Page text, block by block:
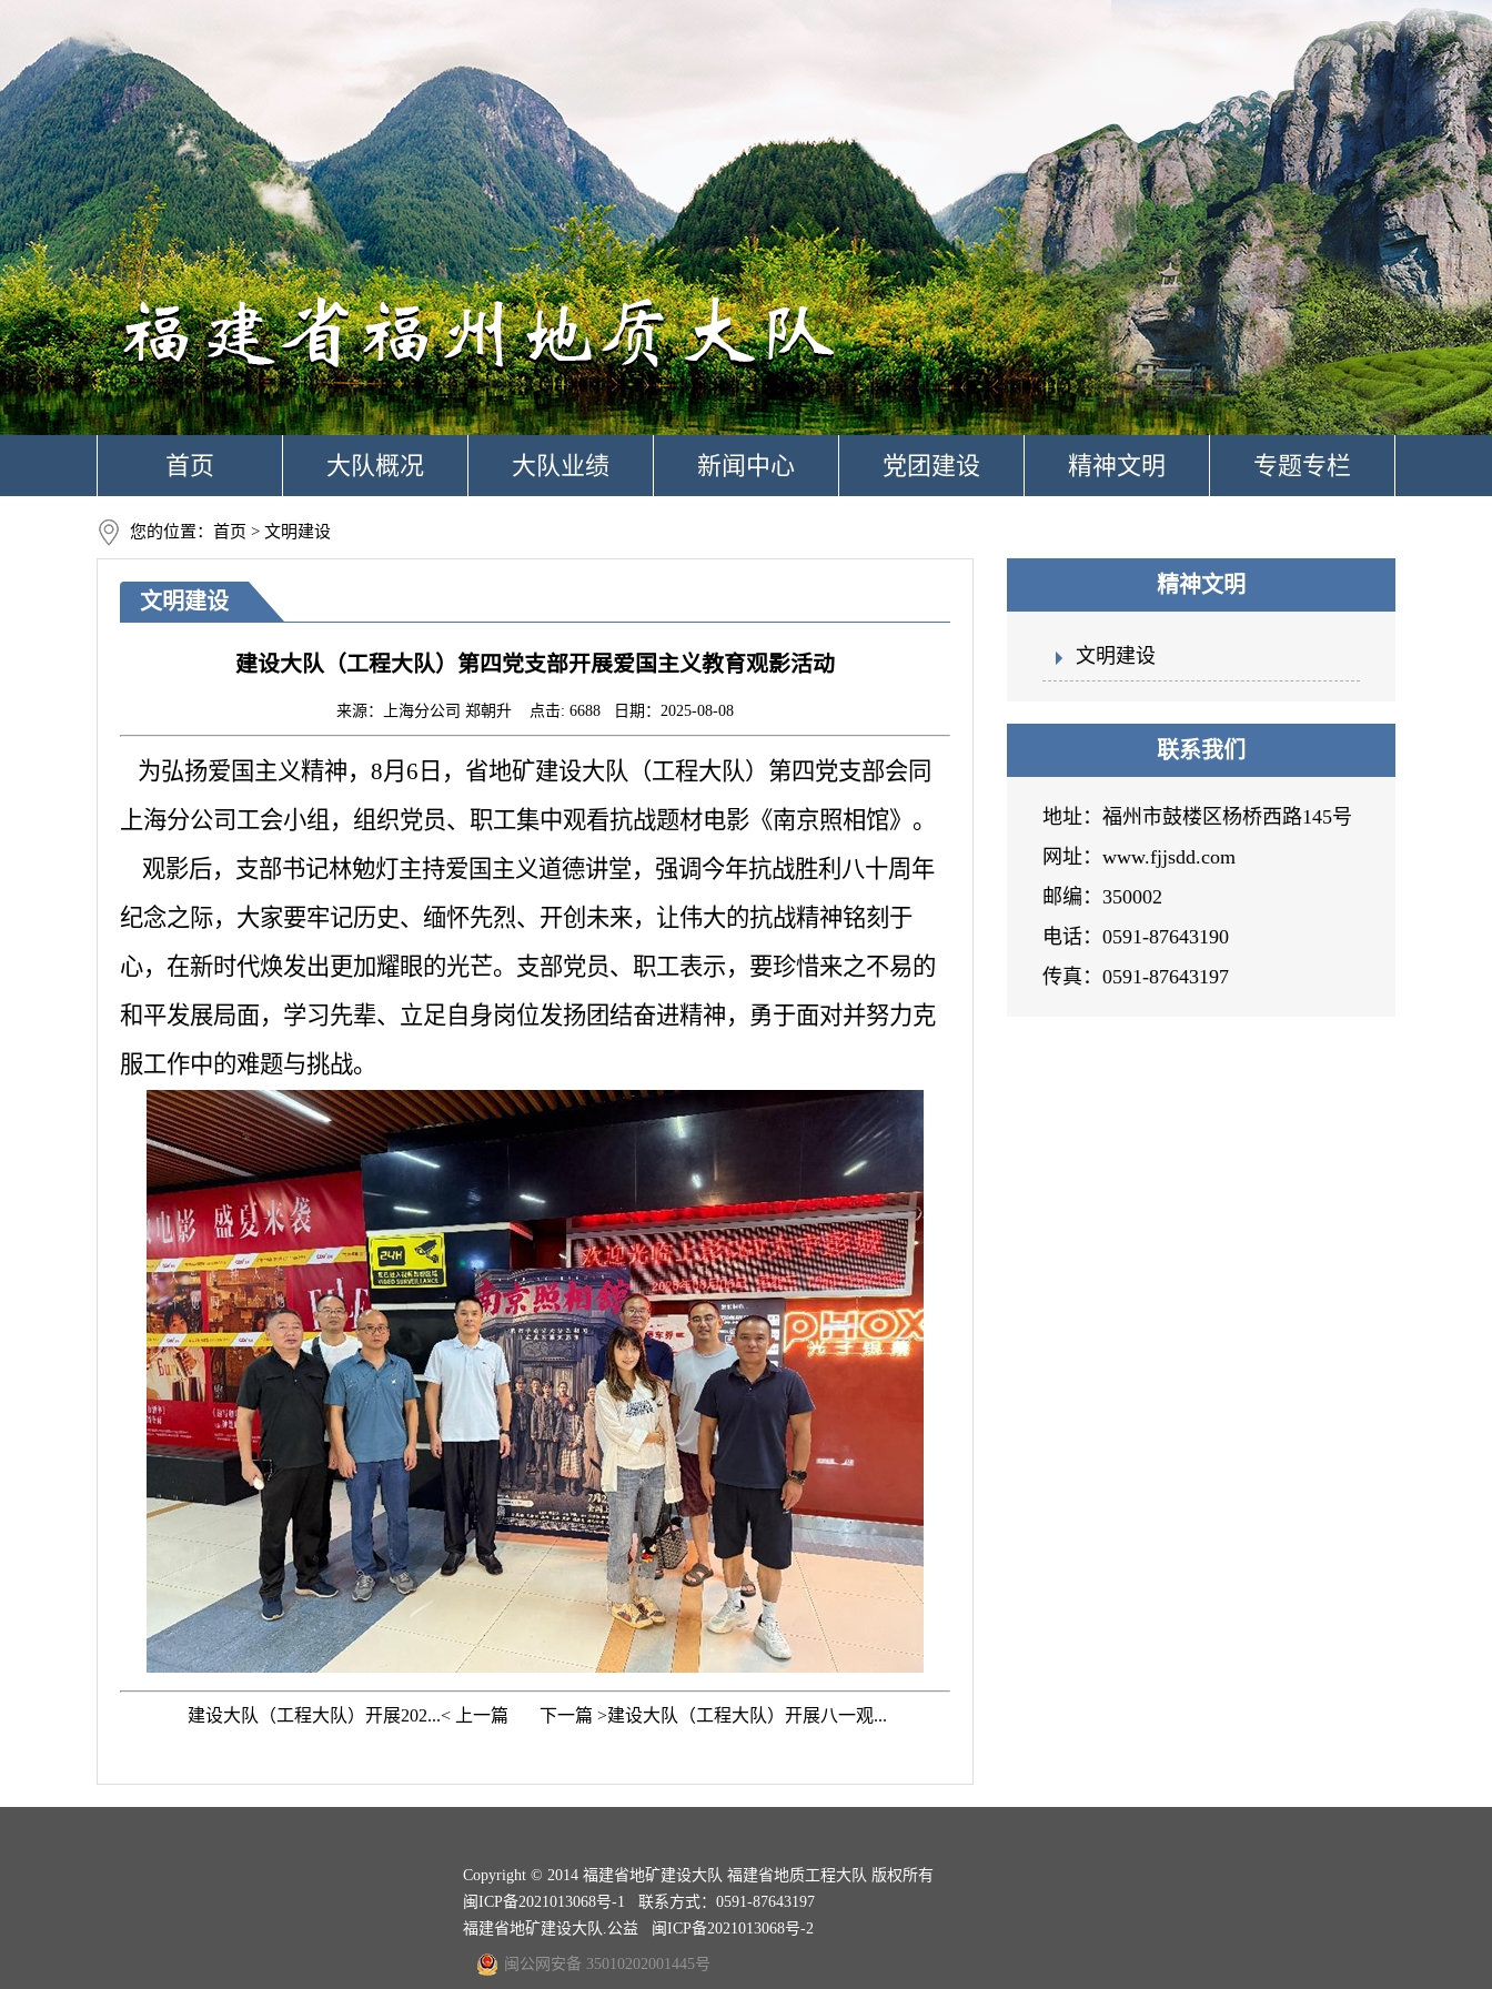
首页 大队概况 大队业绩 新闻中心 党团建设 精神文明 专题专栏
您的位置：首页 > 文明建设
文明建设
建设大队（工程大队）第四党支部开展爱国主义教育观影活动
来源：上海分公司 郑朝升 点击: 6688 日期：2025-08-08
为弘扬爱国主义精神， 8月6日，省地矿建设大队（工程大队）第四党支部会同
上海分公司工会小组，组织党员、职工集中观看抗战题材电影《南京照相馆》。
观影后，支部书记林勉灯主持爱国主义道德讲堂，强调今年抗战胜利八十周年
纪念之际，大家要牢记历史、缅怀先烈、开创未来，让伟大的抗战精神铭刻于
心，在新时代焕发出更加耀眼的光芒。支部党员、职工表示，要珍惜来之不易的
和平发展局面，学习先辈、立足自身岗位发扬团结奋进精神，勇于面对并努力克
服工作中的难题与挑战。
建设大队（工程大队）开展202...< 上一篇 下一篇 >建设大队（工程大队）开展八一观...
精神文明
文明建设
联系我们
地址：福州市鼓楼区杨桥西路145号
网址：www.fjjsdd.com
邮编：350002
电话：0591-87643190
传真：0591-87643197
Copyright © 2014 福建省地矿建设大队 福建省地质工程大队 版权所有
闽ICP备2021013068号-1 联系方式：0591-87643197
福建省地矿建设大队.公益 闽ICP备2021013068号-2
闽公网安备 35010202001445号